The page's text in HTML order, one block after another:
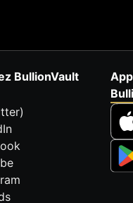
BullionVault